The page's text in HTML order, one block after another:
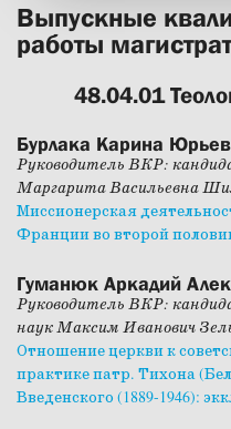
Выпускные
работы
48.04.01
Бурлака Карина
Руководитель ВКР:
Маргарита Васильевна
Миссионерская
Франции во второй
Гуманюк Аркадий
Руководитель ВКР:
наук Максим Иванович
Отношение церкви к
практике патр. Тихона
Введенского (1889-1946):